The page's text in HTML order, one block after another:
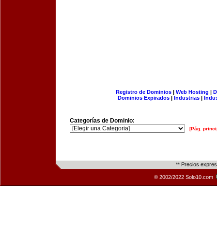
Registro de Dominios| Web Hosting |
Dominios Expirados | Industrias |
Categorías de Dominio:
[Pág.
** Precios
© 2002/2022 Solo10.com